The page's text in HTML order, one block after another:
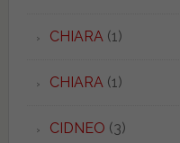
CHIARA(1)
CHIARA(1)
CIDNEO (3)